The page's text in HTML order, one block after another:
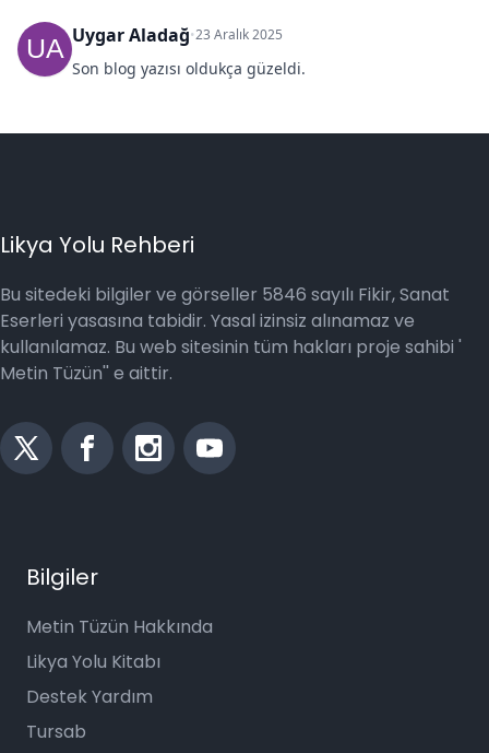
UA Uygar Aladağ•23 Aralık 2025
Son blog yazısı oldukça güzeldi.
Likya Yolu Rehberi
Bu sitedeki bilgiler ve görseller 5846 sayılı Fikir, Sanat
Eserleri yasasına tabidir. Yasal izinsiz alınamaz ve
kullanılamaz. Bu web sitesinin tüm hakları proje sahibi '
Metin Tüzün'' e aittir.
Bilgiler
Metin Tüzün Hakkında
Likya Yolu Kitabı
Destek Yardım
Tursab